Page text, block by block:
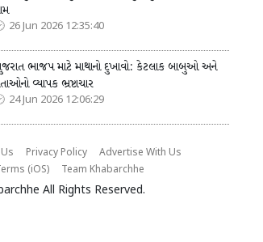
26 Jun 2026 12:35:40
ભાજપ માટે માથાનો દુખાવો: કેટલાક બાબુઓ અને
વ્યાપક ભ્રષ્ટાચાર
24 Jun 2026 12:06:29
Privacy Policy
Advertise With Us
(iOS) Team Khabarchhe
All Rights Reserved.